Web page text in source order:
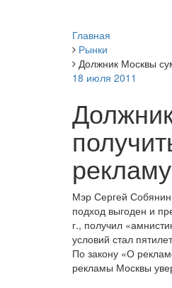
Главная
Рынки
Должник Москвы
18 июля 2011
рекламу
Мэр Сергей Собянин
подход выгоден и
г., получил
условий стал
По закону «О
рекламы Москвы